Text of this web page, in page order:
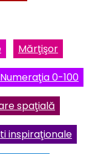
Mărţişor
Numeraţia 0-100
spaţială
inspiraţionale